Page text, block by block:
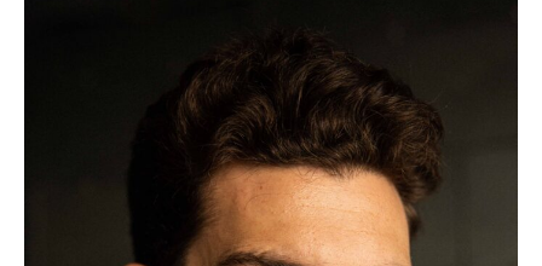
Castellano: Nativo
Gallego: Nativo
Inglés: Alto